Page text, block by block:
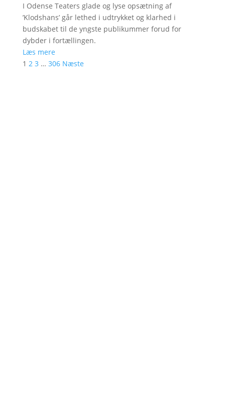
I Odense Teaters glade og lyse opsætning af
’Klodshans’ går lethed i udtrykket og klarhed i
budskabet til de yngste publikummer forud for
dybder i fortællingen.
Læs mere
1 2 3 … 306 Næste